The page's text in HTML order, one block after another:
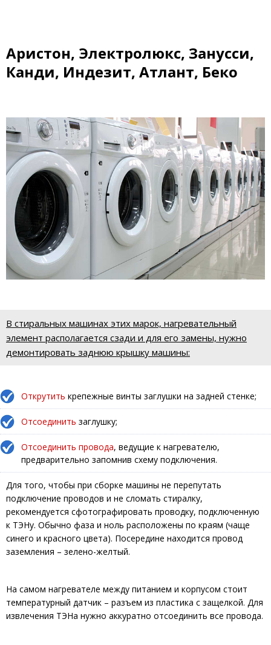
Аристон, Электролюкс, Занусси,
Канди, Индезит, Атлант, Беко
В стиральных машинах этих марок, нагревательный
элемент располагается сзади и для его замены, нужно
демонтировать заднюю крышку машины:
Открутить крепежные винты заглушки на задней стенке;
Отсоединить заглушку;
Отсоединить провода, ведущие к нагревателю,
предварительно запомнив схему подключения.
Для того, чтобы при сборке машины не перепутать
подключение проводов и не сломать стиралку,
рекомендуется сфотографировать проводку, подключенную
к ТЭНу. Обычно фаза и ноль расположены по краям (чаще
синего и красного цвета). Посередине находится провод
заземления – зелено-желтый.
На самом нагревателе между питанием и корпусом стоит
температурный датчик – разъем из пластика с защелкой. Для
извлечения ТЭНа нужно аккуратно отсоединить все провода.